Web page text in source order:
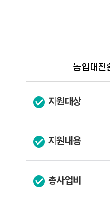
농업대전
지원대상
지원내용
총사업비